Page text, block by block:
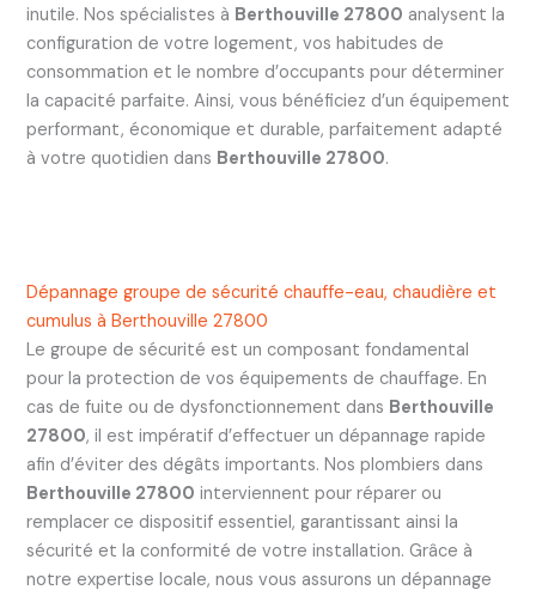
inutile. Nos spécialistes à Berthouville 27800 analysent la
configuration de votre logement, vos habitudes de
consommation et le nombre d’occupants pour déterminer
la capacité parfaite. Ainsi, vous bénéficiez d’un équipement
performant, économique et durable, parfaitement adapté
à votre quotidien dans Berthouville 27800.
Dépannage groupe de sécurité chauffe-eau, chaudière et
cumulus à Berthouville 27800
Le groupe de sécurité est un composant fondamental
pour la protection de vos équipements de chauffage. En
cas de fuite ou de dysfonctionnement dans Berthouville
27800, il est impératif d’effectuer un dépannage rapide
afin d’éviter des dégâts importants. Nos plombiers dans
Berthouville 27800 interviennent pour réparer ou
remplacer ce dispositif essentiel, garantissant ainsi la
sécurité et la conformité de votre installation. Grâce à
notre expertise locale, nous vous assurons un dépannage